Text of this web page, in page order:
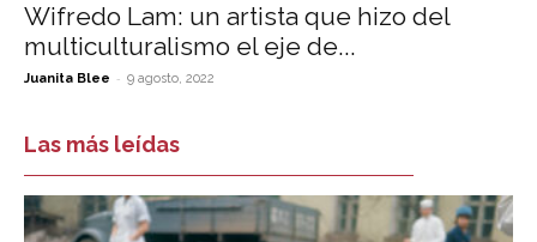
Wifredo Lam: un artista que hizo del
multiculturalismo el eje de...
Juanita Blee - 9 agosto, 2022
Las más leídas